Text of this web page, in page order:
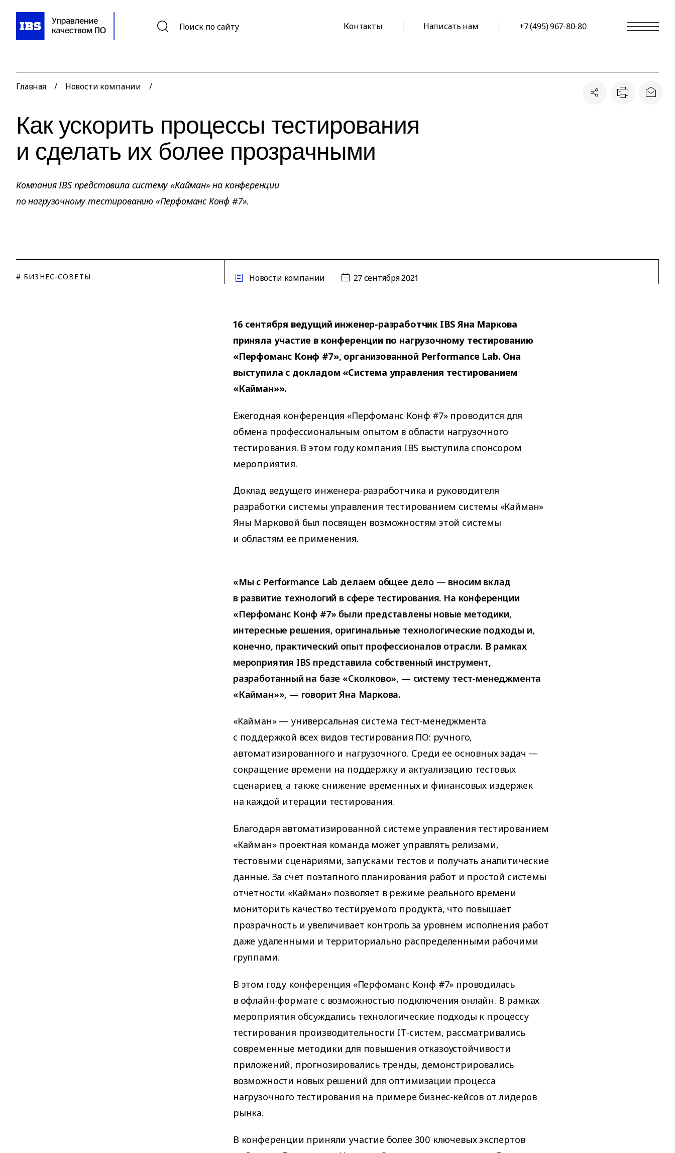
Поиск по сайту Контакты Написать нам +7 (495) 967-80-80
Главная / Новости компании /
Как ускорить процессы тестирования
и сделать их более прозрачными
Компания IBS представила систему «Кайман» на конференции
по нагрузочному тестированию «Перфоманс Конф #7».
# БИЗНЕС-СОВЕТЫ Новости компании 27 сентября 2021
16 сентября ведущий инженер-разработчик IBS Яна Маркова
приняла участие в конференции по нагрузочному тестированию
«Перфоманс Конф #7», организованной Performance Lab. Она
выступила с докладом «Система управления тестированием
«Кайман»».
Ежегодная конференция «Перфоманс Конф #7» проводится для
обмена профессиональным опытом в области нагрузочного
тестирования. В этом году компания IBS выступила спонсором
мероприятия.
Доклад ведущего инженера-разработчика и руководителя
разработки системы управления тестированием системы «Кайман»
Яны Марковой был посвящен возможностям этой системы
и областям ее применения.
«Мы с Performance Lab делаем общее дело — вносим вклад
в развитие технологий в сфере тестирования. На конференции
«Перфоманс Конф #7» были представлены новые методики,
интересные решения, оригинальные технологические подходы и,
конечно, практический опыт профессионалов отрасли. В рамках
мероприятия IBS представила собственный инструмент,
разработанный на базе «Сколково», — систему тест-менеджмента
«Кайман»», — говорит Яна Маркова.
«Кайман» — универсальная система тест-менеджмента
с поддержкой всех видов тестирования ПО: ручного,
автоматизированного и нагрузочного. Среди ее основных задач —
сокращение времени на поддержку и актуализацию тестовых
сценариев, а также снижение временных и финансовых издержек
на каждой итерации тестирования.
Благодаря автоматизированной системе управления тестированием
«Кайман» проектная команда может управлять релизами,
тестовыми сценариями, запусками тестов и получать аналитические
данные. За счет поэтапного планирования работ и простой системы
отчетности «Кайман» позволяет в режиме реального времени
мониторить качество тестируемого продукта, что повышает
прозрачность и увеличивает контроль за уровнем исполнения работ
даже удаленными и территориально распределенными рабочими
группами.
В этом году конференция «Перфоманс Конф #7» проводилась
в офлайн-формате с возможностью подключения онлайн. В рамках
мероприятия обсуждались технологические подходы к процессу
тестирования производительности IT-систем, рассматривались
современные методики для повышения отказоустойчивости
приложений, прогнозировались тренды, демонстрировались
возможности новых решений для оптимизации процесса
нагрузочного тестирования на примере бизнес-кейсов от лидеров
рынка.
В конференции приняли участие более 300 ключевых экспертов